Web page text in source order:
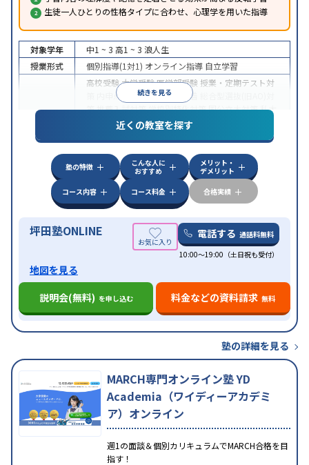
生徒一人ひとりの性格タイプに合わせ、心理学を用いた指導
続きを見る
対象学年 中1 ~ 3 高1 ~ 3 浪人生
授業形式
個別指導(1対1) オンライン指導 自立学習
高校受験大学受験医学部受験 授業・定期テスト対
内申点対策学習習慣の定着
策推薦入試対策学校別特化対策国公立大対策私大
共通テスト対策英検(英語検定)対策
その
特徴
中高一貫校生に対応授業の振替可能 不登校生に対
学習にPC・タブレットを利用オンライン対応
科目から受講可能季節講習のみの受講可発達障害
の子どもに対応
近くの教室を探す
塾の特徴
こんな人に
おすすめ
メリット・
デメリット
コース内容
コース料金 合格実績
坪田塾ONLINE 電話する 通話料無料
10:00～19:00（土日祝も受付）
地図を見る
説明会(無料) を申し込む 料金などの資料請求 無料
塾の詳細を見る
MARCH専門オンライン塾 YD
Academia（ワイディーアカデミ
ア）オンライン
週1の面談＆個別カリキュラムでMARCH合格を目
指す！